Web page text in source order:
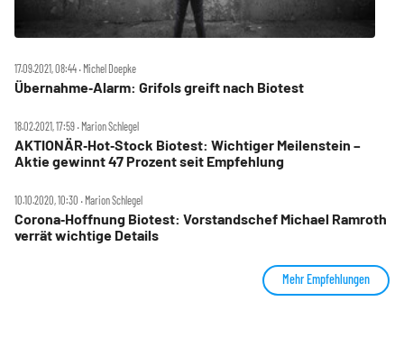
17.09.2021, 08:44 ‧ Michel Doepke
Übernahme‑Alarm: Grifols greift nach Biotest
18.02.2021, 17:59 ‧ Marion Schlegel
AKTIONÄR‑Hot‑Stock Biotest: Wichtiger Meilenstein –
Aktie gewinnt 47 Prozent seit Empfehlung
10.10.2020, 10:30 ‧ Marion Schlegel
Corona‑Hoffnung Biotest: Vorstandschef Michael Ramroth
verrät wichtige Details
Mehr Empfehlungen